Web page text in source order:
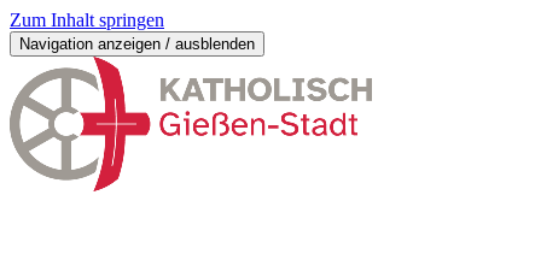
Zum Inhalt springen
Navigation anzeigen / ausblenden